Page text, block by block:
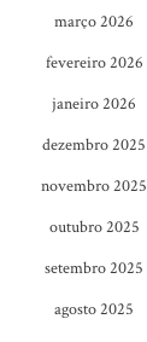
março 2026
fevereiro 2026
janeiro 2026
dezembro 2025
novembro 2025
outubro 2025
setembro 2025
agosto 2025